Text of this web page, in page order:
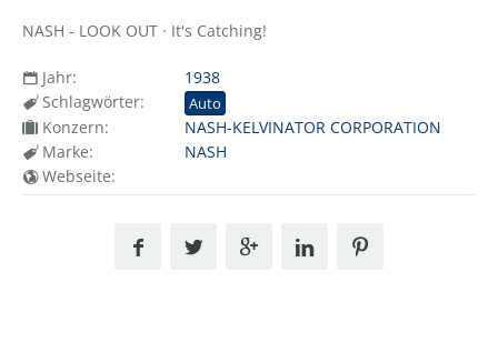
NASH - LOOK OUT · It's Catching!
Jahr:
1938
Schlagwörter:
Auto
Konzern:
NASH-KELVINATOR CORPORATION
Marke:
NASH
Webseite: